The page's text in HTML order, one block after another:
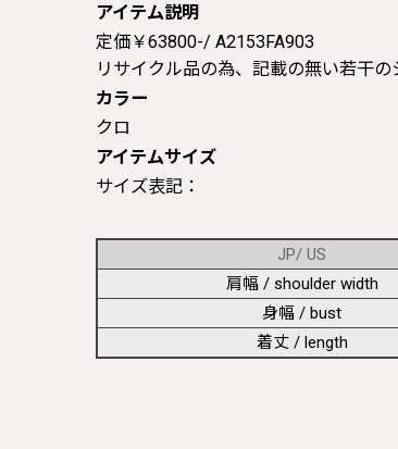
アイテム説明
定価￥63800-/ A2153FA903
リサイクル品の為、記載の無い若干
カラー
クロ
アイテムサイズ
サイズ表記：
JP/ US
肩幅 / shoulder width
身幅 / bust
着丈 / length